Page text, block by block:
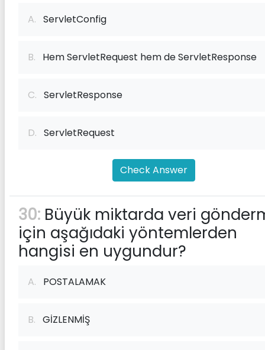
A. ServletConfig
B. Hem ServletRequest hem de ServletResponse
C. ServletResponse
D. ServletRequest
Check Answer
30: Büyük miktarda veri
için aşağıdaki yöntemlerden
hangisi en uygundur?
A. POSTALAMAK
B. GİZLENMİŞ